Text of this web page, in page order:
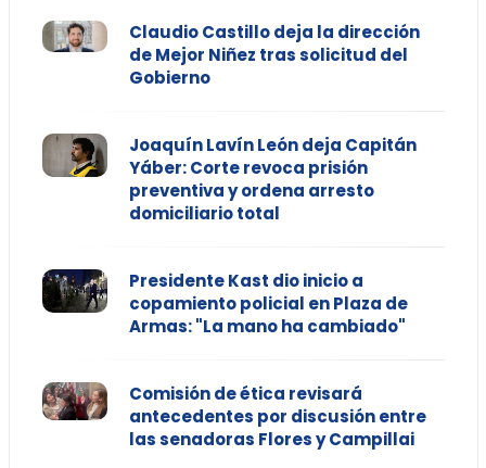
Claudio Castillo deja la dirección
de Mejor Niñez tras solicitud del
Gobierno
Joaquín Lavín León deja Capitán
Yáber: Corte revoca prisión
preventiva y ordena arresto
domiciliario total
Presidente Kast dio inicio a
copamiento policial en Plaza de
Armas: "La mano ha cambiado"
Comisión de ética revisará
antecedentes por discusión entre
las senadoras Flores y Campillai